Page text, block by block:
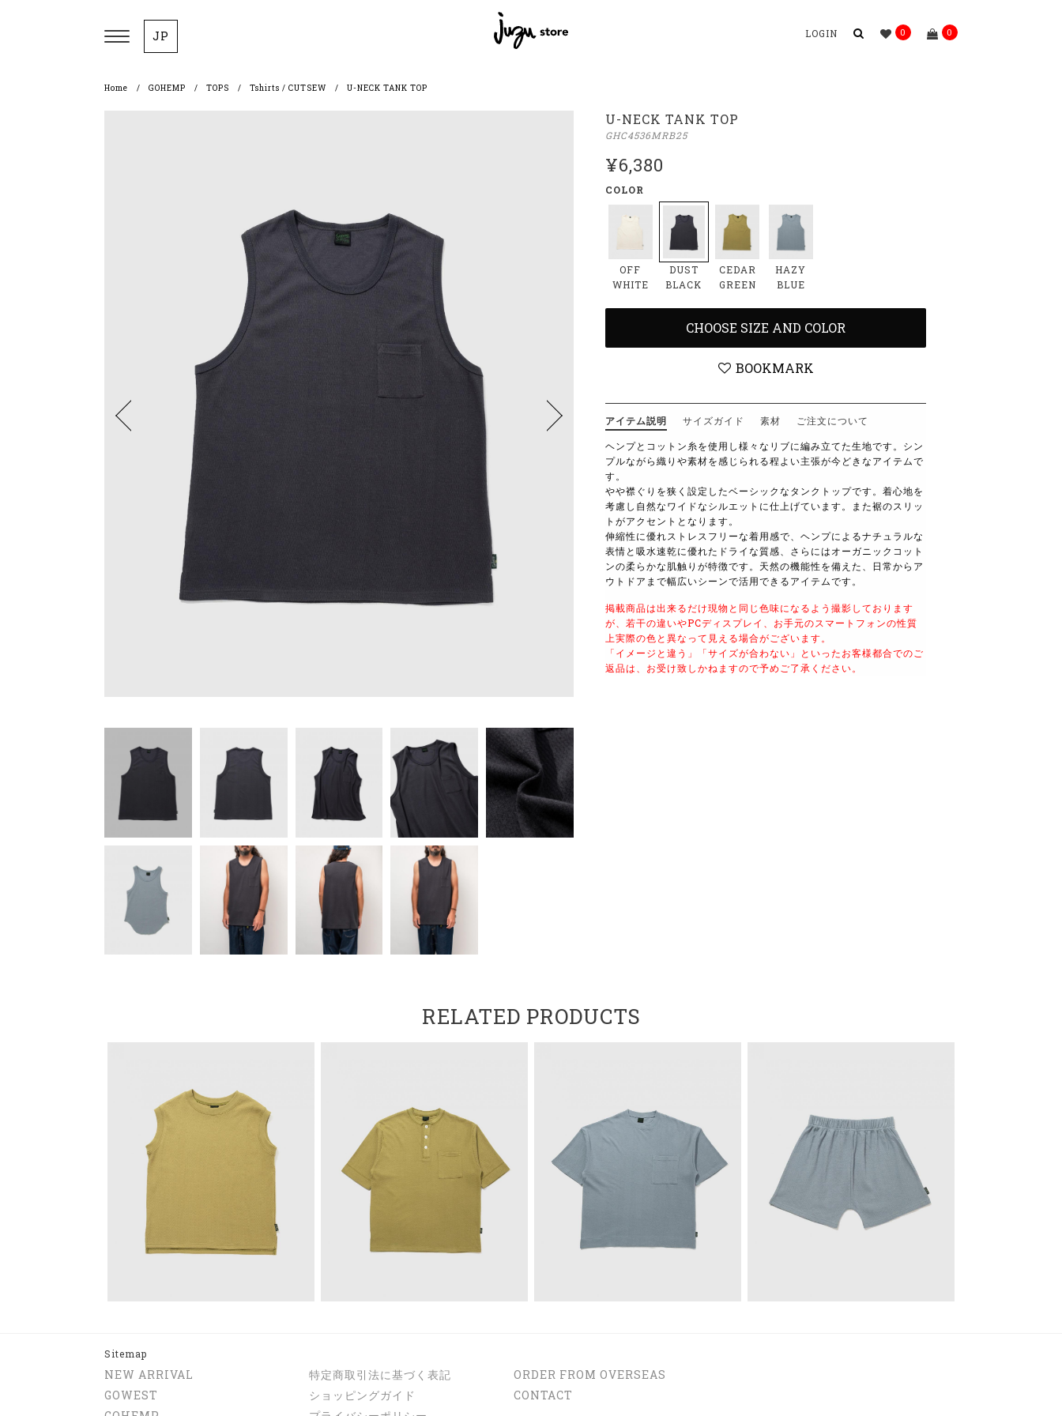
JP LOGIN 0 0
Home GOHEMP TOPS Tshirts / CUTSEW U-NECK TANK TOP
U-NECK TANK TOP
GHC4536MRB25
¥6,380
COLOR
OFF
WHITE
DUST
BLACK
CEDAR
GREEN
HAZY
BLUE
CHOOSE SIZE AND COLOR
BOOKMARK
アイテム説明 サイズガイド 素材
ご注文について
ヘンプとコットン糸を使用し様々なリブに編み立てた生地です。シン
プルながら織りや素材を感じられる程よい主張が今どきなアイテムで
す。
やや襟ぐりを狭く設定したベーシックなタンクトップです。着心地を
考慮し自然なワイドなシルエットに仕上げています。また裾のスリッ
トがアクセントとなります。
伸縮性に優れストレスフリーな着用感で、ヘンプによるナチュラルな
表情と吸水速乾に優れたドライな質感、さらにはオーガニックコット
ンの柔らかな肌触りが特徴です。天然の機能性を備えた、日常からア
ウトドアまで幅広いシーンで活用できるアイテムです。
掲載商品は出来るだけ現物と同じ色味になるよう撮影しております
が、若干の違いやPCディスプレイ、お手元のスマートフォンの性質
上実際の色と異なって見える場合がございます。
「イメージと違う」「サイズが合わない」といったお客様都合でのご
返品は、お受け致しかねますので予めご了承ください。
RELATED PRODUCTS
Sitemap
NEW ARRIVAL
GOWEST
特定商取引法に基づく表記
ショッピングガイド
ORDER FROM OVERSEAS
CONTACT